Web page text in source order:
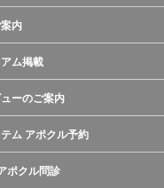
内
ム掲載
ーのご案内
ム アポクル予約
ポクル問診